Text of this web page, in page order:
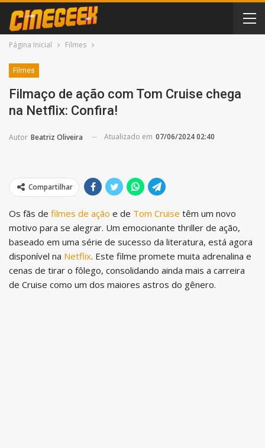
Página Inicial Filmes
Filmes
Filmaço de ação com Tom Cruise chega
na Netflix: Confira!
Autor Beatriz Oliveira Atualizado em 07/06/2024 02:40
Compartilhar
Os fãs de filmes de ação e de Tom Cruise têm um novo
motivo para se alegrar. Um emocionante thriller de ação,
baseado em uma série de sucesso da literatura, está agora
disponível na Netflix. Este filme promete muita adrenalina e
cenas de tirar o fôlego, consolidando ainda mais a carreira
de Cruise como um dos maiores astros do gênero.